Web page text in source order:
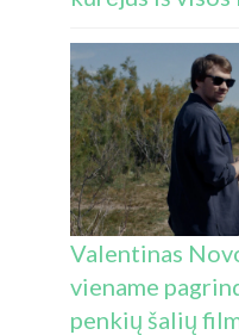
Valentinas
viename
penkių šalių